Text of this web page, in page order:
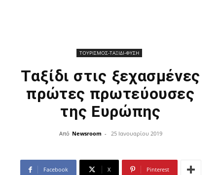
ΤΟΥΡΙΣΜΟΣ-ΤΑΞΙΔΙ-ΦΥΣΗ
Ταξίδι στις ξεχασμένες
πρώτες πρωτεύουσες
της Ευρώπης
Από Newsroom - 25 Ιανουαρίου 2019
Facebook X Pinterest